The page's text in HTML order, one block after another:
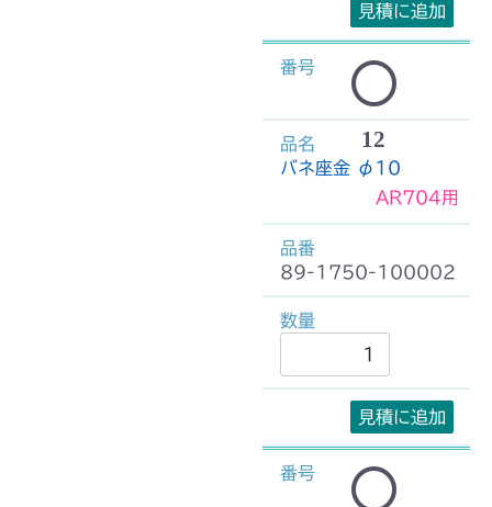
見積に追加
12
バネ座金 φ10
AR704用
89-1750-100002
見積に追加